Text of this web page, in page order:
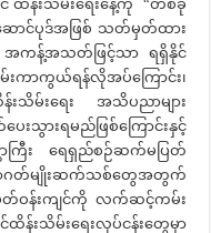
ထိန်းသိမ်းရေးနေ့ကို “တစ်ခု
ဆောင်ပုဒ်အဖြစ် သတ်မှတ်ထား
မှ အကန့်အသတ်ဖြင့်သာ ရရှိနိုင်
ကာကွယ်ရန်လိုအပ်ကြောင်း၊
မ်းရေး အသိပညာများ
ားရမည်ဖြစ်ကြောင်းနှင့်
ာကြီး ရေရှည်စဉ်ဆက်မပြတ်
ာဂတ်မျိုးဆက်သစ်တွေအတွက်
ပတ်ဝန်းကျင်ကို လက်ဆင့်ကမ်း
းသိမ်းရေးလုပ်ငန်းတွေမှာ